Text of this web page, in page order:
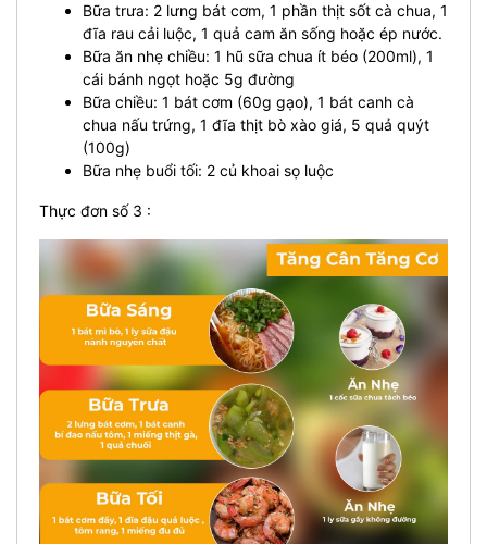
Bữa trưa: 2 lưng bát cơm, 1 phần thịt sốt cà chua, 1
đĩa rau cải luộc, 1 quả cam ăn sống hoặc ép nước.
Bữa ăn nhẹ chiều: 1 hũ sữa chua ít béo (200ml), 1
cái bánh ngọt hoặc 5g đường
Bữa chiều: 1 bát cơm (60g gạo), 1 bát canh cà
chua nấu trứng, 1 đĩa thịt bò xào giá, 5 quả quýt
(100g)
Bữa nhẹ buổi tối: 2 củ khoai sọ luộc
Thực đơn số 3 :